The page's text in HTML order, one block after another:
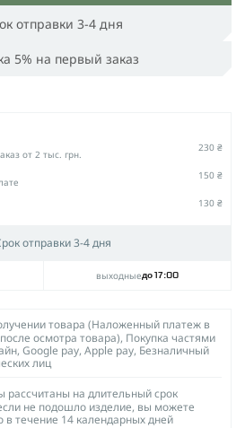
отправки 3-4 дня
5% на первый заказ
от 2 тыс. грн.
230 ₴
150 ₴
130 ₴
отправки 3-4 дня
выходныедо 17:00
товара (Наложенный платеж в
осмотра товара), Покупка частями
Google pay, Apple pay, Безналичный
лиц
рассчитаны на длительный срок
не подошло изделие, вы можете
в течение 14 календарных дней